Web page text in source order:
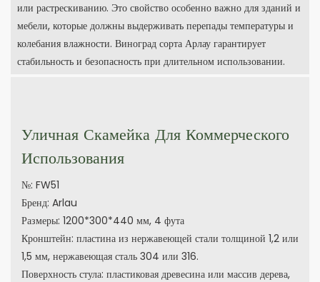
или растрескиванию. Это свойство особенно важно для зданий и
мебели, которые должны выдерживать перепады температуры и
колебания влажности. Виноград сорта Арлау гарантирует
стабильность и безопасность при длительном использовании.
Уличная Скамейка Для Коммерческого
Использования
№: FW51
Бренд: Arlau
Размеры: 1200*300*440 мм, 4 фута
Кронштейн: пластина из нержавеющей стали толщиной 1,2 или
1,5 мм, нержавеющая сталь 304 или 316.
Поверхность стула: пластиковая древесина или массив дерева,